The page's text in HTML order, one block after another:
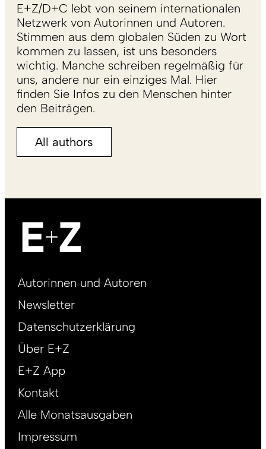
E+Z/D+C lebt von seinem internationalen
Netzwerk von Autorinnen und Autoren.
Stimmen aus dem globalen Süden zu Wort
kommen zu lassen, ist uns besonders
wichtig. Manche schreiben regelmäßig für
uns, andere nur ein einziges Mal. Hier
finden Sie Infos zu den Menschen hinter
den Beiträgen.
All authors
Footer
DE
Autorinnen und Autoren
Newsletter
Datenschutzerklärung
Über E+Z
E+Z App
Kontakt
Alle Monatsausgaben
Impressum